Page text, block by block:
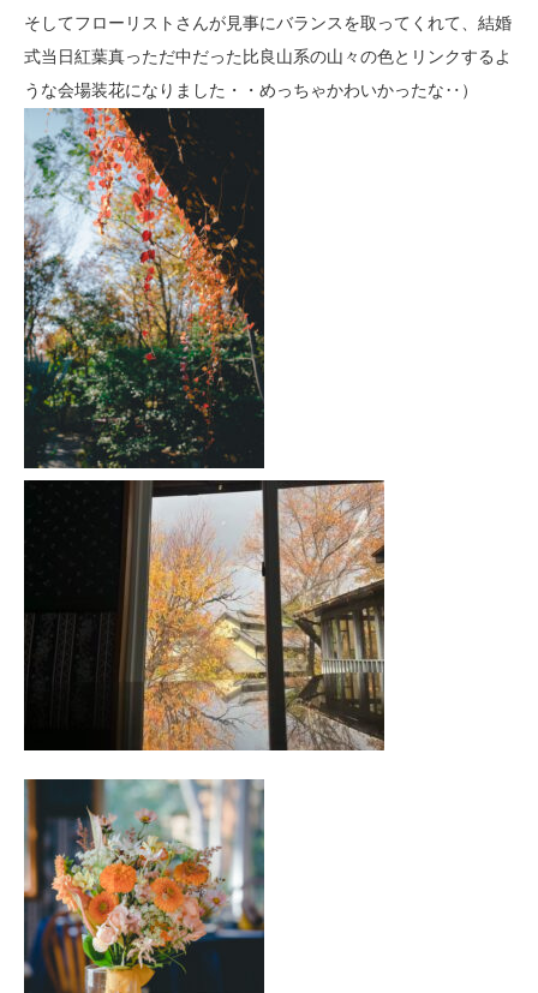
そしてフローリストさんが見事にバランスを取ってくれて、結婚
式当日紅葉真っただ中だった比良山系の山々の色とリンクするよ
うな会場装花になりました・・めっちゃかわいかったな‥）